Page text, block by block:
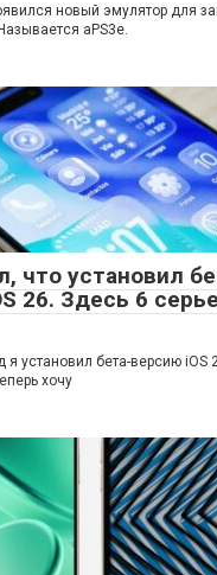
новый эмулятор для
aPS3e.
что установил
26. Здесь 6
я установил бета-версию iOS
хочу